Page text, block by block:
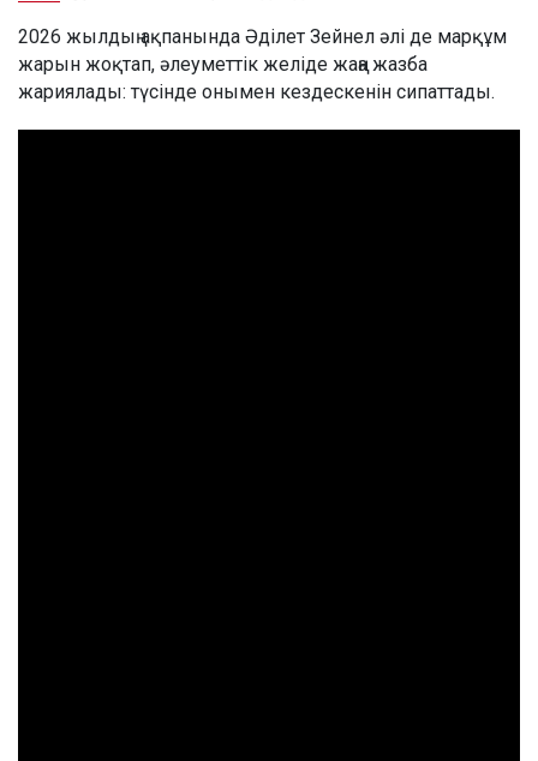
2026 жылдың ақпанында Әділет Зейнел әлі де марқұм
жарын жоқтап, әлеуметтік желіде жаңа жазба
жариялады: түсінде онымен кездескенін сипаттады.